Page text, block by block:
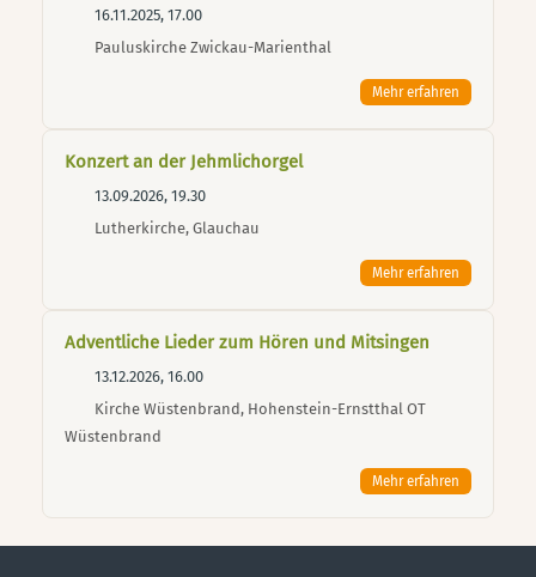
16.11.2025, 17.00
Pauluskirche Zwickau-Marienthal
Mehr erfahren
Konzert an der Jehmlichorgel
13.09.2026, 19.30
Lutherkirche, Glauchau
Mehr erfahren
Adventliche Lieder zum Hören und Mitsingen
13.12.2026, 16.00
Kirche Wüstenbrand, Hohenstein-Ernstthal OT
Wüstenbrand
Mehr erfahren